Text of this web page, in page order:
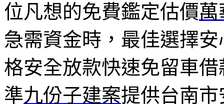
位凡想的免費鑑定估價萬
急需資金時，最佳選擇
格安全放款快速免留車
準九份子建案提供台南